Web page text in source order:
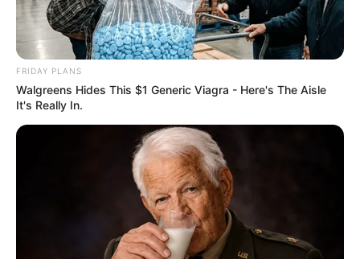
FRIDAY PLANS
Walgreens Hides This $1 Generic Viagra - Here's The Aisle
It's Really In.